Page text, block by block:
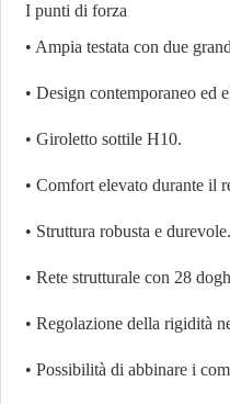
I punti di forza
• Ampia testata con due
• Design contemporaneo ed
• Giroletto sottile H10.
• Comfort elevato durante il
• Struttura robusta e durevole.
• Rete strutturale con 28
• Regolazione della rigidità
• Possibilità di abbinare i